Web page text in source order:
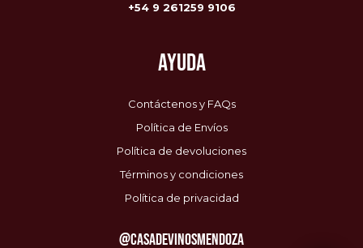
+54 9 261259 9106
AYUDA
Contáctenos y FAQs
Política de Envíos
Política de devoluciones
Términos y condiciones
Política de privacidad
@CASADEVINOSMENDOZA